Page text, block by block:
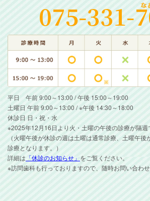
平日 午前 9:00～13:00 / 午後 15:00～19:00
土曜日 午前 9:00～13:00 / ※午後 14:30～18:00
休診日 日・祝・水
※2025年12月16日より火・土曜の午後の診療が隔週
（火曜午後が休診の週は土曜は通常診療、土曜午
診療となります。）
詳細は 「休診のお知らせ」 をご覧ください。
※訪問歯科も行っておりますので、随時お問い合わせ